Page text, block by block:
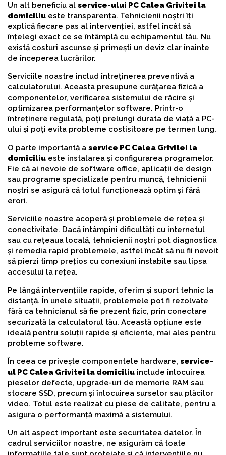
Un alt beneficiu al service-ului PC Calea Grivitei la
domiciliu este transparența. Tehnicienii noștri îți
explică fiecare pas al intervenției, astfel încât să
înțelegi exact ce se întâmplă cu echipamentul tău. Nu
există costuri ascunse și primești un deviz clar înainte
de începerea lucrărilor.
Serviciile noastre includ întreținerea preventivă a
calculatorului. Aceasta presupune curățarea fizică a
componentelor, verificarea sistemului de răcire și
optimizarea performanțelor software. Printr-o
întreținere regulată, poți prelungi durata de viață a PC-
ului și poți evita probleme costisitoare pe termen lung.
O parte importantă a service PC Calea Grivitei la
domiciliu este instalarea și configurarea programelor.
Fie că ai nevoie de software office, aplicații de design
sau programe specializate pentru muncă, tehnicienii
noștri se asigură că totul funcționează optim și fără
erori.
Serviciile noastre acoperă și problemele de rețea și
conectivitate. Dacă întâmpini dificultăți cu internetul
sau cu rețeaua locală, tehnicienii noștri pot diagnostica
și remedia rapid problemele, astfel încât să nu fii nevoit
să pierzi timp prețios cu conexiuni instabile sau lipsa
accesului la rețea.
Pe lângă intervențiile rapide, oferim și suport tehnic la
distanță. În unele situații, problemele pot fi rezolvate
fără ca tehnicianul să fie prezent fizic, prin conectare
securizată la calculatorul tău. Această opțiune este
ideală pentru soluții rapide și eficiente, mai ales pentru
probleme software.
În ceea ce privește componentele hardware, service-
ul PC Calea Grivitei la domiciliu include înlocuirea
pieselor defecte, upgrade-uri de memorie RAM sau
stocare SSD, precum și înlocuirea surselor sau plăcilor
video. Totul este realizat cu piese de calitate, pentru a
asigura o performanță maximă a sistemului.
Un alt aspect important este securitatea datelor. În
cadrul serviciilor noastre, ne asigurăm că toate